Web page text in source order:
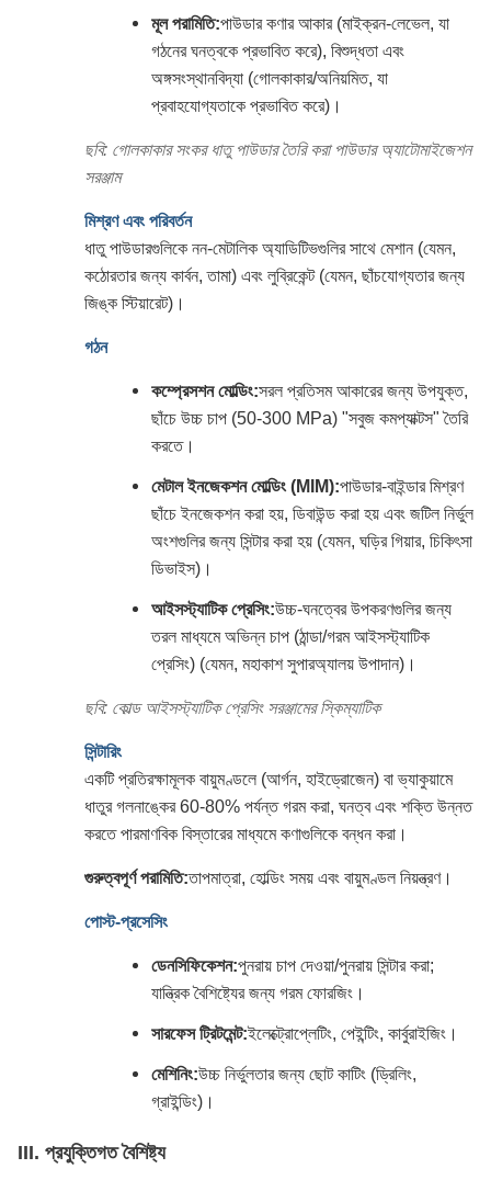
মূল পরামিতি:পাউডার কণার আকার (মাইক্রন-লেভেল, যা
গঠনের ঘনত্বকে প্রভাবিত করে), বিশুদ্ধতা এবং
অঙ্গসংস্থানবিদ্যা (গোলকাকার/অনিয়মিত, যা
প্রবাহযোগ্যতাকে প্রভাবিত করে)।
ছবি: গোলকাকার সংকর ধাতু পাউডার তৈরি করা পাউডার অ্যাটোমাইজেশন
সরঞ্জাম
মিশ্রণ এবং পরিবর্তন
ধাতু পাউডারগুলিকে নন-মেটালিক অ্যাডিটিভগুলির সাথে মেশান (যেমন,
কঠোরতার জন্য কার্বন, তামা) এবং লুব্রিকেন্ট (যেমন, ছাঁচযোগ্যতার জন্য
জিঙ্ক স্টিয়ারেট)।
গঠন
কম্প্রেসশন মোল্ডিং:সরল প্রতিসম আকারের জন্য উপযুক্ত,
ছাঁচে উচ্চ চাপ (50-300 MPa) "সবুজ কমপ্যাক্টস" তৈরি
করতে।
মেটাল ইনজেকশন মোল্ডিং (MIM):পাউডার-বাইন্ডার মিশ্রণ
ছাঁচে ইনজেকশন করা হয়, ডিবাউন্ড করা হয় এবং জটিল নির্ভুল
অংশগুলির জন্য সিন্টার করা হয় (যেমন, ঘড়ির গিয়ার, চিকিৎসা
ডিভাইস)।
আইসস্ট্যাটিক প্রেসিং:উচ্চ-ঘনত্বের উপকরণগুলির জন্য
তরল মাধ্যমে অভিন্ন চাপ (ঠান্ডা/গরম আইসস্ট্যাটিক
প্রেসিং) (যেমন, মহাকাশ সুপারঅ্যালয় উপাদান)।
ছবি: কোল্ড আইসস্ট্যাটিক প্রেসিং সরঞ্জামের স্কিম্যাটিক
সিন্টারিং
একটি প্রতিরক্ষামূলক বায়ুমণ্ডলে (আর্গন, হাইড্রোজেন) বা ভ্যাকুয়ামে
ধাতুর গলনাঙ্কের 60-80% পর্যন্ত গরম করা, ঘনত্ব এবং শক্তি উন্নত
করতে পারমাণবিক বিস্তারের মাধ্যমে কণাগুলিকে বন্ধন করা।
গুরুত্বপূর্ণ পরামিতি:তাপমাত্রা, হোল্ডিং সময় এবং বায়ুমণ্ডল নিয়ন্ত্রণ।
পোস্ট-প্রসেসিং
ডেনসিফিকেশন:পুনরায় চাপ দেওয়া/পুনরায় সিন্টার করা;
যান্ত্রিক বৈশিষ্ট্যের জন্য গরম ফোরজিং।
সারফেস ট্রিটমেন্ট:ইলেক্ট্রোপ্লেটিং, পেইন্টিং, কার্বুরাইজিং।
মেশিনিং:উচ্চ নির্ভুলতার জন্য ছোট কাটিং (ড্রিলিং,
গ্রাইন্ডিং)।
III. প্রযুক্তিগত বৈশিষ্ট্য